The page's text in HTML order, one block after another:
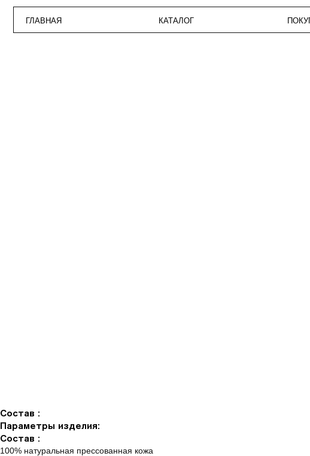
ГЛАВНАЯ КАТАЛОГ ПОКУПАТЕЛЯМ
Состав :
Параметры изделия:
Состав :
100% натуральная прессованная кожа